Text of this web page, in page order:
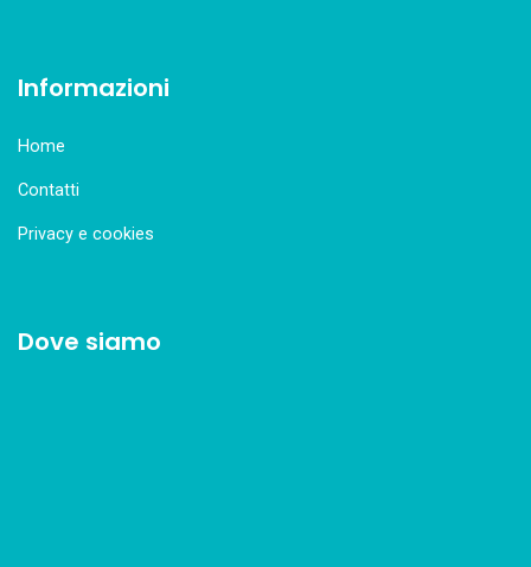
Informazioni
Home
Contatti
Privacy e cookies
Dove siamo